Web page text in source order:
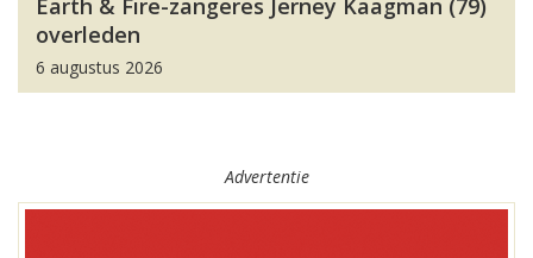
Earth & Fire-zangeres Jerney Kaagman (79)
overleden
6 augustus 2026
Advertentie